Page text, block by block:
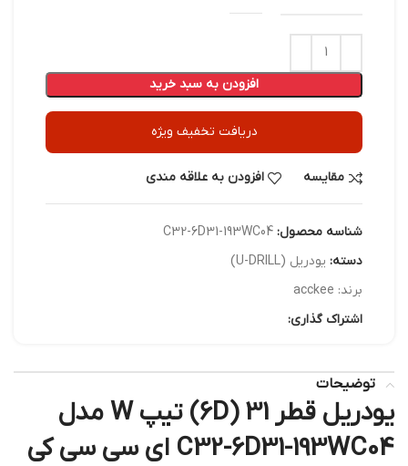
افزودن به سبد خرید
دریافت تخفیف ویژه
مقایسه افزودن به علاقه مندی
شناسه محصول: C32-6D31-193WC04
دسته: یودریل (U-DRILL)
برند: acckee
اشتراک گذاری:
توضیحات
یودریل قطر 31 (6D) تیپ W مدل
C32-6D31-193WC04 ای سی سی کی